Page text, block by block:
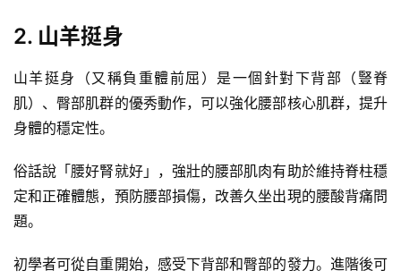
劃
有
氧
運
訓
練
得
2. 山羊挺身
山羊挺身（又稱負重體前屈 ）是一個針對下背部（ 豎脊
肌）、臀部肌群的優秀動作，可以強化腰部核心肌群，提升
身體的穩定性。
俗話說「腰好腎就好」，強壯的腰部肌肉有助於維持脊柱穩
定和正確體態，預防腰部損傷，改善久坐出現的腰酸背痛問
題。
初學者可從自重開始，感受下背部和臀部的發力。進階後可